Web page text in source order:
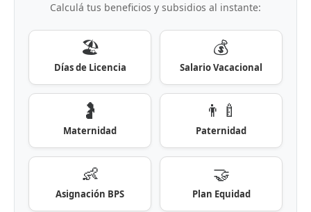
Calculá tus beneficios y subsidios al instante:
🏖️
Días de Licencia
💰
Salario Vacacional
🤰
Maternidad
👨‍🍼
Paternidad
👶
Asignación BPS
🤝
Plan Equidad